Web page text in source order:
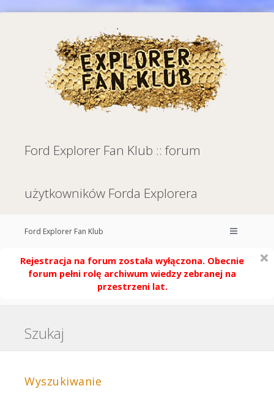
Ford Explorer Fan Klub :: forum
użytkowników Forda Explorera
Ford Explorer Fan Klub
Rejestracja na forum została wyłączona. Obecnie
forum pełni rolę archiwum wiedzy zebranej na
przestrzeni lat.
Szukaj
Wyszukiwanie